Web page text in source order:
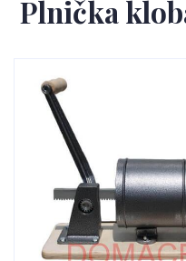
Plnička